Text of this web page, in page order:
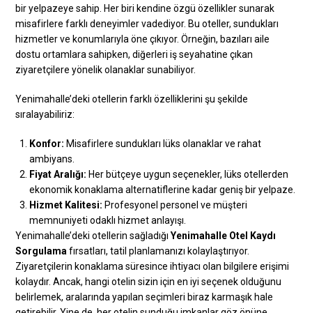
bir yelpazeye sahip. Her biri kendine özgü özellikler sunarak
misafirlere farklı deneyimler vadediyor. Bu oteller, sundukları
hizmetler ve konumlarıyla öne çıkıyor. Örneğin, bazıları aile
dostu ortamlara sahipken, diğerleri iş seyahatine çıkan
ziyaretçilere yönelik olanaklar sunabiliyor.
Yenimahalle’deki otellerin farklı özelliklerini şu şekilde
sıralayabiliriz:
Konfor: Misafirlere sundukları lüks olanaklar ve rahat
ambiyans.
Fiyat Aralığı: Her bütçeye uygun seçenekler, lüks otellerden
ekonomik konaklama alternatiflerine kadar geniş bir yelpaze.
Hizmet Kalitesi: Profesyonel personel ve müşteri
memnuniyeti odaklı hizmet anlayışı.
Yenimahalle’deki otellerin sağladığıYenimahalle Otel Kaydı
Sorgulama fırsatları, tatil planlamanızı kolaylaştırıyor.
Ziyaretçilerin konaklama süresince ihtiyacı olan bilgilere erişimi
kolaydır. Ancak, hangi otelin sizin için en iyi seçenek olduğunu
belirlemek, aralarında yapılan seçimleri biraz karmaşık hale